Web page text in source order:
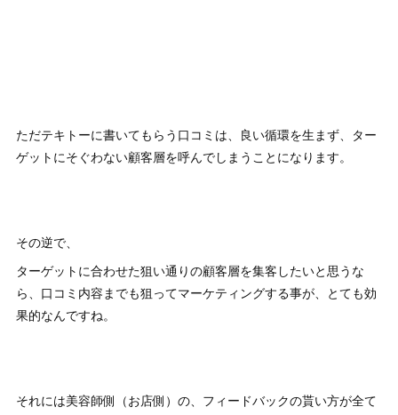
ただテキトーに書いてもらう口コミは、良い循環を生まず、ター
ゲットにそぐわない顧客層を呼んでしまうことになります。
その逆で、
ターゲットに合わせた狙い通りの顧客層を集客したいと思うな
ら、口コミ内容までも狙ってマーケティングする事が、とても効
果的なんですね。
それには美容師側（お店側）の、フィードバックの貰い方が全て